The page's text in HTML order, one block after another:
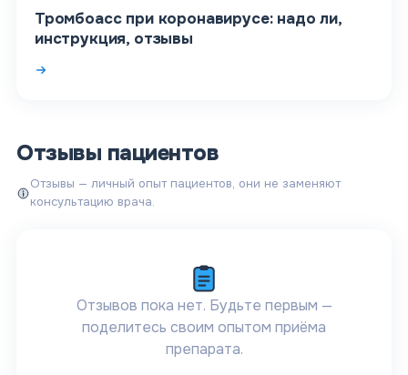
Тромбоасс при коронавирусе: надо ли,
инструкция, отзывы
Отзывы пациентов
Отзывы — личный опыт пациентов, они не заменяют
консультацию врача.
Отзывов пока нет. Будьте первым —
поделитесь своим опытом приёма
препарата.